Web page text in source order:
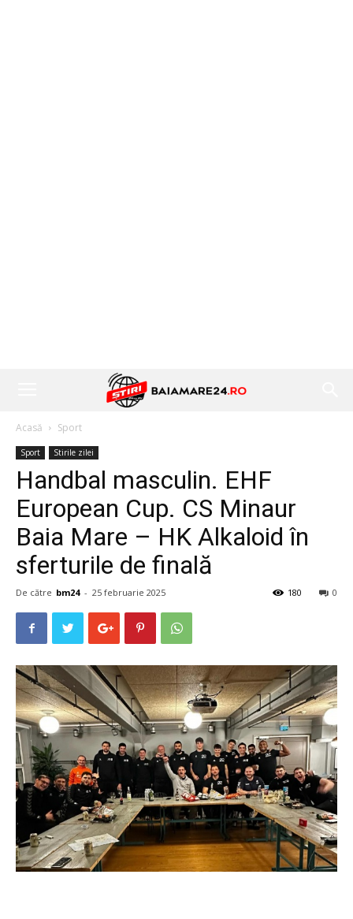
Acasă Sport
Sport Stirile zilei
Handbal masculin. EHF
European Cup. CS Minaur
Baia Mare – HK Alkaloid în
sferturile de finală
De către bm24 - 25 februarie 2025 0
180